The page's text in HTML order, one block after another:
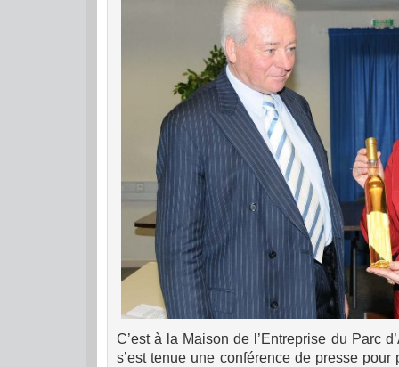
C’est à la Maison de l’Entreprise du Parc
s’est tenue une conférence de presse pour